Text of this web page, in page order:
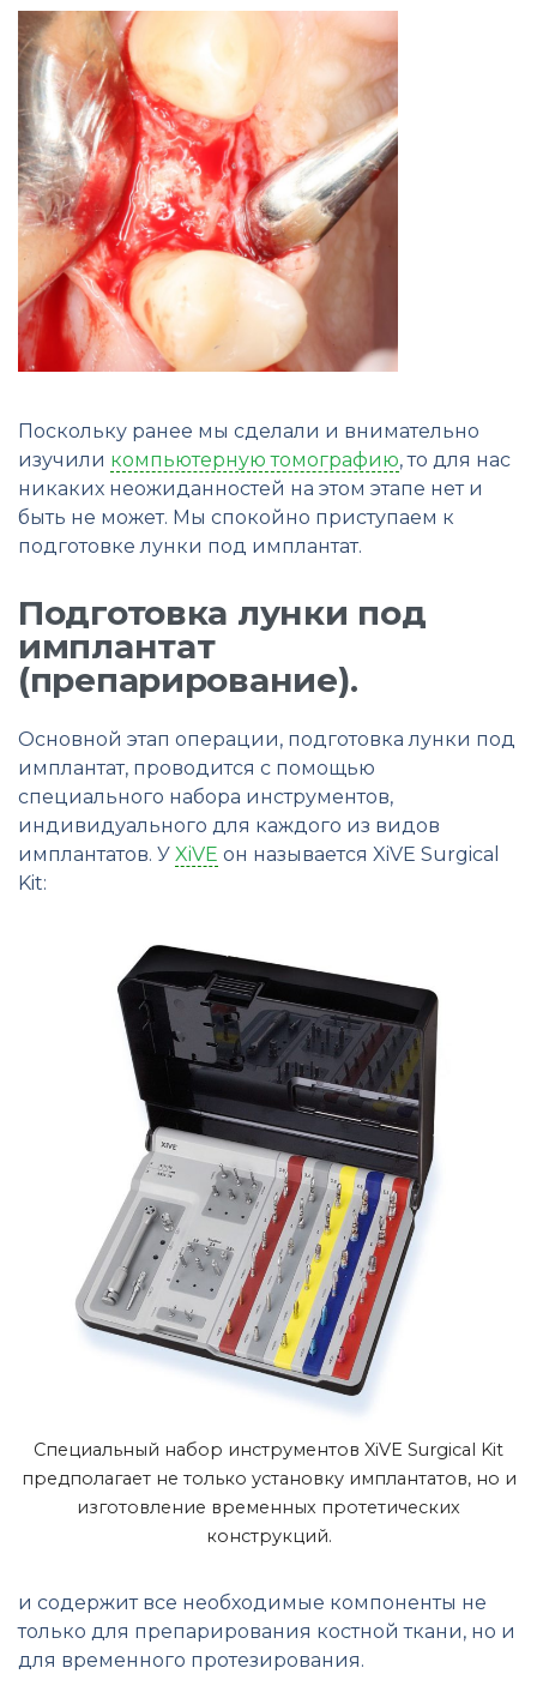
Поскольку ранее мы сделали и внимательно
изучили компьютерную томографию, то для нас
никаких неожиданностей на этом этапе нет и
быть не может. Мы спокойно приступаем к
подготовке лунки под имплантат.
Подготовка лунки под
имплантат
(препарирование).
Основной этап операции, подготовка лунки под
имплантат, проводится с помощью
специального набора инструментов,
индивидуального для каждого из видов
имплантатов. У XiVE он называется XiVE Surgical
Kit:
Специальный набор инструментов XiVE Surgical Kit
предполагает не только установку имплантатов, но и
изготовление временных протетических
конструкций.
и содержит все необходимые компоненты не
только для препарирования костной ткани, но и
для временного протезирования.